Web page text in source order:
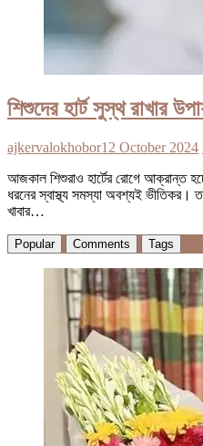
শিশুদের হার্ট সুস্থ রাখার
ajkervalokhobor12 October 2024
আজকাল শিশুরাও হার্টের রোগে আক্রান্ত
ধরনের স্বাস্থ্য সমস্যা অবশ্যই ভীতিকর।
খাবার…
Popular Comments Tags